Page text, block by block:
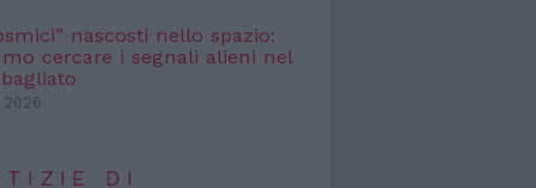
nascosti nello spazio:
cercare i segnali alieni nel
DI